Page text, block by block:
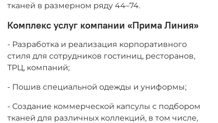
тканей в размерном ряду 44–74.
Комплекс услуг компании «Прима Линия»
- Разработка и реализация корпоративного
стиля для сотрудников гостиниц, ресторанов,
ТРЦ, компаний;
- Пошив специальной одежды и униформы;
- Создание коммерческой капсулы с подбором
тканей для различных коллекций, в том числе,